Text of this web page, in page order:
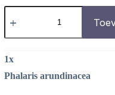
Phalaris
arundinacea
1x
Phalaris arundinacea